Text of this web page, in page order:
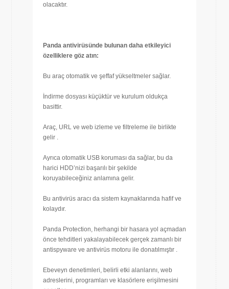
olacaktır.
Panda antivirüsünde bulunan daha etkileyici
özelliklere göz atın:
Bu araç otomatik ve şeffaf yükseltmeler sağlar.
İndirme dosyası küçüktür ve kurulum oldukça
basittir.
Araç, URL ve web izleme ve filtreleme ile birlikte
gelir .
Ayrıca otomatik USB koruması da sağlar, bu da
harici HDD’nizi başarılı bir şekilde
koruyabileceğiniz anlamına gelir.
Bu antivirüs aracı da sistem kaynaklarında hafif ve
kolaydır.
Panda Protection, herhangi bir hasara yol açmadan
önce tehditleri yakalayabilecek gerçek zamanlı bir
antispyware ve antivirüs motoru ile donatılmıştır .
Ebeveyn denetimleri, belirli etki alanlarını, web
adreslerini, programları ve klasörlere erişilmesini